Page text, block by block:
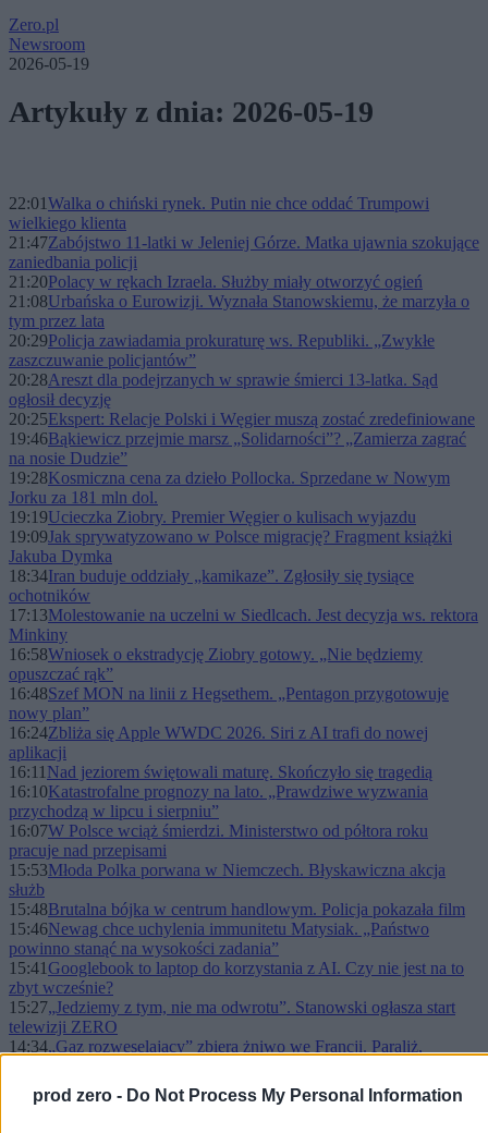
prod zero - Do Not Process My Personal Information
Zero.pl
Newsroom
2026-05-19
Artykuły z dnia: 2026-05-19
22:01Walka o chiński rynek. Putin nie chce oddać Trumpowi
wielkiego klienta
21:47Zabójstwo 11-latki w Jeleniej Górze. Matka ujawnia szokujące
zaniedbania policji
21:20Polacy w rękach Izraela. Służby miały otworzyć ogień
21:08Urbańska o Eurowizji. Wyznała Stanowskiemu, że marzyła o
tym przez lata
20:29Policja zawiadamia prokuraturę ws. Republiki. „Zwykłe
zaszczuwanie policjantów”
20:28Areszt dla podejrzanych w sprawie śmierci 13-latka. Sąd
ogłosił decyzję
20:25Ekspert: Relacje Polski i Węgier muszą zostać zredefiniowane
19:46Bąkiewicz przejmie marsz „Solidarności”? „Zamierza zagrać
na nosie Dudzie”
19:28Kosmiczna cena za dzieło Pollocka. Sprzedane w Nowym
Jorku za 181 mln dol.
19:19Ucieczka Ziobry. Premier Węgier o kulisach wyjazdu
19:09Jak sprywatyzowano w Polsce migrację? Fragment książki
Jakuba Dymka
18:34Iran buduje oddziały „kamikaze”. Zgłosiły się tysiące
ochotników
17:13Molestowanie na uczelni w Siedlcach. Jest decyzja ws. rektora
Minkiny
16:58Wniosek o ekstradycję Ziobry gotowy. „Nie będziemy
opuszczać rąk”
16:48Szef MON na linii z Hegsethem. „Pentagon przygotowuje
nowy plan”
16:24Zbliża się Apple WWDC 2026. Siri z AI trafi do nowej
aplikacji
16:11 Nad jeziorem świętowali maturę. Skończyło się tragedią
16:10Katastrofalne prognozy na lato. „Prawdziwe wyzwania
przychodzą w lipcu i sierpniu”
16:07W Polsce wciąż śmierdzi. Ministerstwo od półtora roku
pracuje nad przepisami
15:53Młoda Polka porwana w Niemczech. Błyskawiczna akcja
służb
15:48Brutalna bójka w centrum handlowym. Policja pokazała film
15:46Newag chce uchylenia immunitetu Matysiak. „Państwo
powinno stanąć na wysokości zadania”
15:41 Googlebook to laptop do korzystania z AI. Czy nie jest na to
zbyt wcześnie?
15:27„Jedziemy z tym, nie ma odwrotu”. Stanowski ogłasza start
telewizji ZERO
14:34„Gaz rozweselający” zbiera żniwo we Francji. Paraliż,
Festiwal w Cannes: Czas horroru. Recenzujemy świetny film
o Jeanie Moulinie i Klausie Barbie